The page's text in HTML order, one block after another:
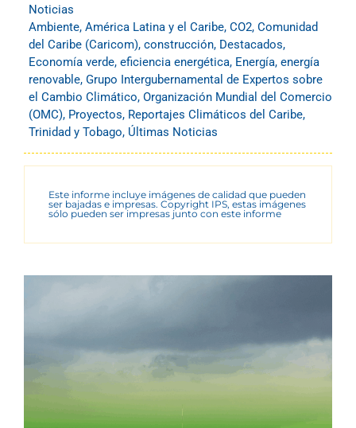
Noticias
Ambiente, América Latina y el Caribe, CO2, Comunidad
del Caribe (Caricom), construcción, Destacados,
Economía verde, eficiencia energética, Energía, energía
renovable, Grupo Intergubernamental de Expertos sobre
el Cambio Climático, Organización Mundial del Comercio
(OMC), Proyectos, Reportajes Climáticos del Caribe,
Trinidad y Tobago, Últimas Noticias
Este informe incluye imágenes de calidad que pueden
ser bajadas e impresas. Copyright IPS, estas imágenes
sólo pueden ser impresas junto con este informe